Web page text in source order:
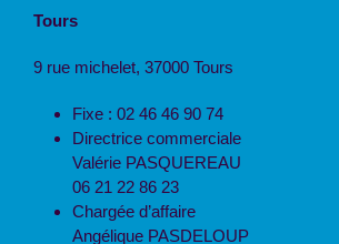
Tours
9 rue michelet, 37000 Tours
Fixe : 02 46 46 90 74
Directrice commerciale
Valérie PASQUEREAU
06 21 22 86 23
Chargée d’affaire
Angélique PASDELOUP